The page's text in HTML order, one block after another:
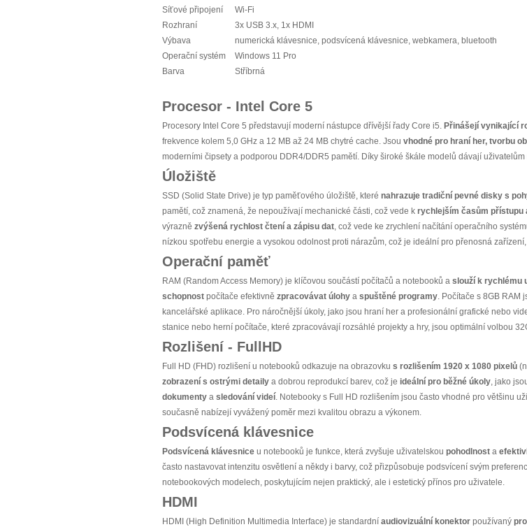
Síťové připojení
Wi-Fi
Rozhraní
3x USB 3.x, 1x HDMI
Výbava
numerická klávesnice, podsvícená klávesnice, webkamera, bluetooth
Operační systém
Windows 11 Pro
Barva
Stříbrná
Procesor - Intel Core 5
Procesory Intel Core 5 představují moderní nástupce dřívější řady Core i5. Přinášejí vynikající
frekvence kolem 5,0 GHz a 12 MB až 24 MB chytré cache. Jsou vhodné pro hraní her, tvorbu
moderními čipsety a podporou DDR4/DDR5 pamětí. Díky široké škále modelů dávají
Úložiště
SSD (Solid State Drive) je typ paměťového úložiště, které nahrazuje tradiční pevné disky s
pamětí, což znamená, že nepoužívají mechanické části, což vede k rychlejším časům přístupu
výrazně zvýšená rychlost čtení a zápisu dat, což vede ke zrychlení načítání operačního
nízkou spotřebu energie a vysokou odolnost proti nárazům, což je ideální pro přenosná
Operační paměť
RAM (Random Access Memory) je klíčovou součástí počítačů a notebooků a slouží k rychlému
schopnost počítače efektivně zpracovávat úlohy a spuštěné programy. Počítače s 8GB RAM
kancelářské aplikace. Pro náročnější úkoly, jako jsou hraní her a profesionální grafické nebo
stanice nebo herní počítače, které zpracovávají rozsáhlé projekty a hry, jsou optimální volbou
Rozlišení - FullHD
Full HD (FHD) rozlišení u notebooků odkazuje na obrazovku s rozlišením 1920 x 1080 pixelů
zobrazení s ostrými detaily a dobrou reprodukcí barev, což je ideální pro běžné úkoly, jako
dokumenty a sledování videí. Notebooky s Full HD rozlišením jsou často vhodné pro většinu
současně nabízejí vyvážený poměr mezi kvalitou obrazu a výkonem.
Podsvícená klávesnice
Podsvícená klávesnice u notebooků je funkce, která zvyšuje uživatelskou pohodlnost a
často nastavovat intenzitu osvětlení a někdy i barvy, což přizpůsobuje podsvícení svým
notebookových modelech, poskytujícím nejen praktický, ale i estetický přínos pro uživatele.
HDMI
HDMI (High Definition Multimedia Interface) je standardní audiovizuální konektor používaný